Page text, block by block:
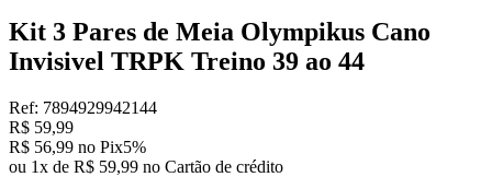
Kit 3 Pares de Meia Olympikus Cano
Invisivel TRPK Treino 39 ao 44
Ref: 7894929942144
R$ 59,99
R$ 56,99 no Pix5%
ou 1x de R$ 59,99 no Cartão de crédito